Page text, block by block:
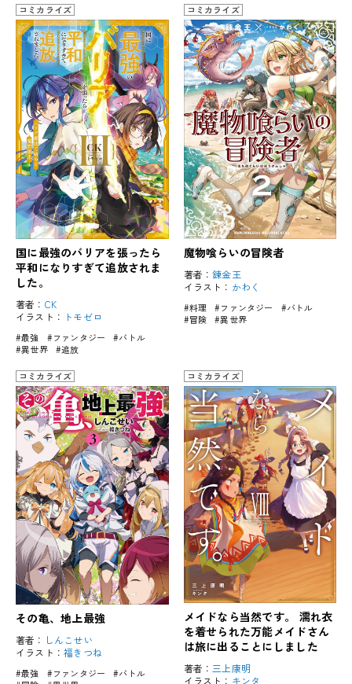
コミカライズ
国に最強のバリアを張ったら
平和になりすぎて追放されま
した。
著者： CK
イラスト： トモゼロ
#最強 #ファンタジー
#バトル
#異世界
#追放
コミカライズ
魔物喰らいの冒険者
著者：錬金王
イラスト： かわく
#料理 #ファンタジー
#バトル
#冒険
#異世界
コミカライズ
その亀、地上最強
著者： しんこせい
イラスト：福きつね
#最強 #ファンタジー
#バトル
コミカライズ
メイドなら当然です。 濡れ衣
を着せられた万能メイドさん
は旅に出ることにしました
著者： 三上康明
イラスト： キンタ